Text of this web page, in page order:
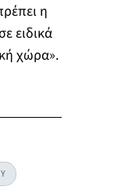
η
ειδικά
χώρα».